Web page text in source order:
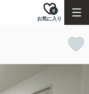
お気に入り
0